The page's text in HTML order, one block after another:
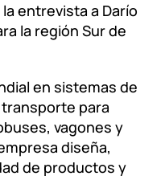
entrevista a Darío
la región Sur de
en sistemas de
para
vagones y
diseña,
de productos y